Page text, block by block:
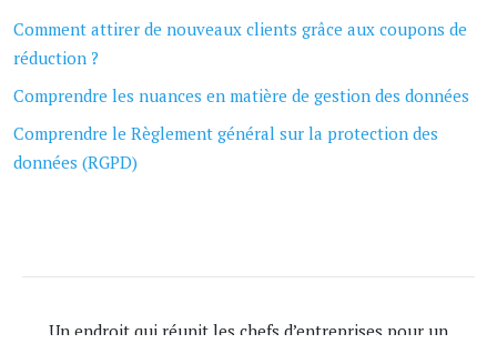
Comment attirer de nouveaux clients grâce aux coupons de
réduction ?
Comprendre les nuances en matière de gestion des données
Comprendre le Règlement général sur la protection des
données (RGPD)
Un endroit qui réunit les chefs d’entreprises pour un